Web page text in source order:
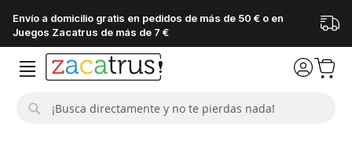
Envío a domicilio gratis en pedidos de más de 50 € o en
Juegos Zacatrus de más de 7 €